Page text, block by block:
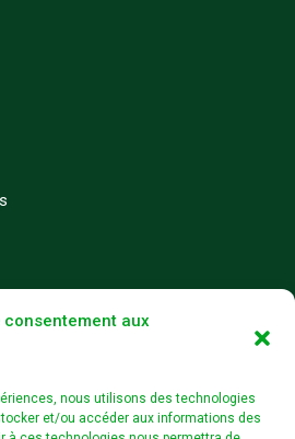
consentement aux
nous utilisons des technologies
et/ou accéder aux informations des
SUR :